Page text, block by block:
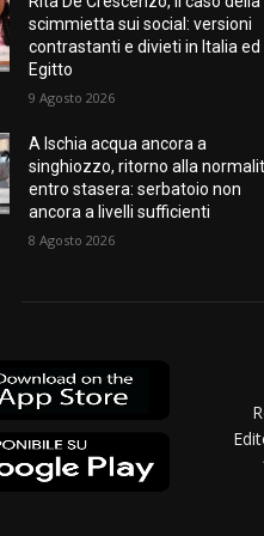
scimmietta sui social: versioni
contrastanti e divieti in Italia ed
Egitto
9 Agosto 2026
A Ischia acqua ancora a
singhiozzo, ritorno alla
entro stasera: serbatoio non
ancora a livelli sufficienti
8 Agosto 2026